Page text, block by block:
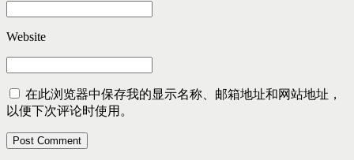
Website
在此浏览器中保存我的显示名称、邮箱地址和网站地址，
以便下次评论时使用。
Post Comment